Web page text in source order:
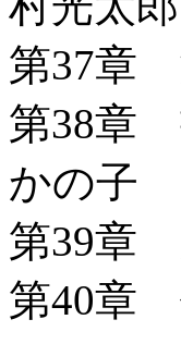
第37章
第38章
かの子
第39章
第40章